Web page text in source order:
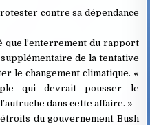
contre sa dépendance
que l’enterrement du rapport
de la tentative
le changement climatique. «
qui devrait pousser le
dans cette affaire. »
du gouvernement Bush